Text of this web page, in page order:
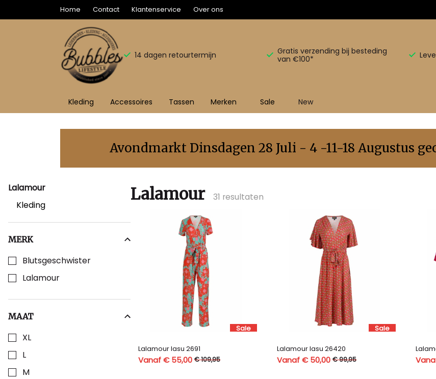
Home Contact Klantenservice Over ons
14 dagen retourtermijn
Gratis verzending bij besteding
van €100*
Kleding Accessoires Tassen Merken Sale New
Lalamour
Bubbles
Sluis
Avondmarkt Dinsdagen 28 Juli - 4 -11-18 Augustus
Lalamour
Kleding
MERK
Blutsgeschwister
Lalamour
MAAT
XL
L
M
Lalamour 31 resultaten
Sale
Lalamour lasu 2691
Vanaf € 55,00 € 109,95
Sale
Lalamour lasu 26420
Vanaf € 50,00 € 99,95